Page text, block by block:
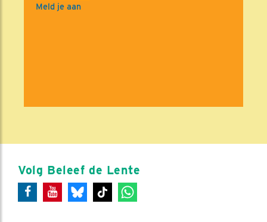
Meld je aan
Volg Beleef de Lente